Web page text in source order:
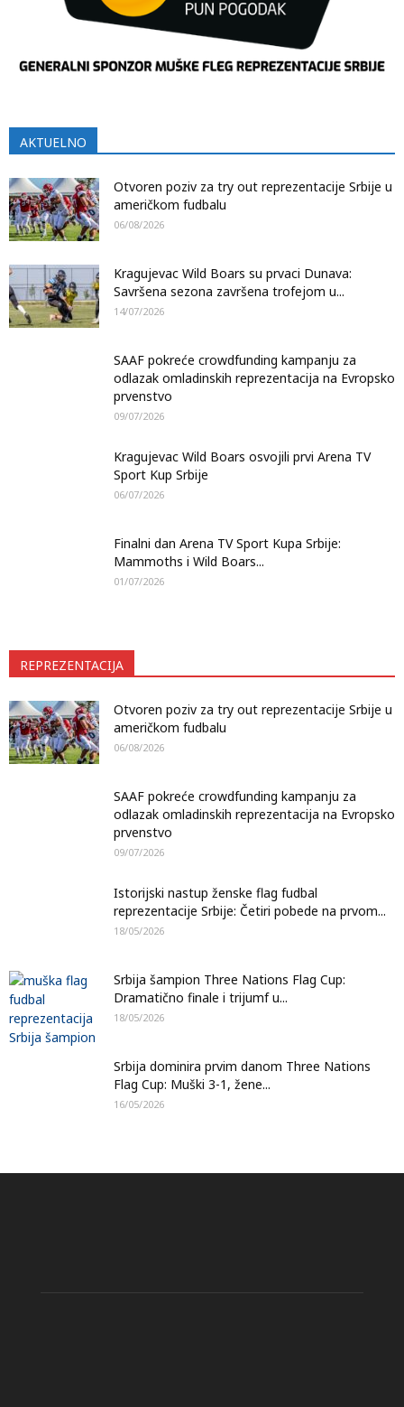
AKTUELNO
Otvoren poziv za try out reprezentacije Srbije u
američkom fudbalu
06/08/2026
Kragujevac Wild Boars su prvaci Dunava:
Savršena sezona završena trofejom u...
14/07/2026
SAAF pokreće crowdfunding kampanju za
odlazak omladinskih reprezentacija na Evropsko
prvenstvo
09/07/2026
Kragujevac Wild Boars osvojili prvi Arena TV
Sport Kup Srbije
06/07/2026
Finalni dan Arena TV Sport Kupa Srbije:
Mammoths i Wild Boars...
01/07/2026
REPREZENTACIJA
Otvoren poziv za try out reprezentacije Srbije u
američkom fudbalu
06/08/2026
SAAF pokreće crowdfunding kampanju za
odlazak omladinskih reprezentacija na Evropsko
prvenstvo
09/07/2026
Istorijski nastup ženske flag fudbal
reprezentacije Srbije: Četiri pobede na prvom...
18/05/2026
Srbija šampion Three Nations Flag Cup:
Dramatično finale i trijumf u...
18/05/2026
Srbija dominira prvim danom Three Nations
Flag Cup: Muški 3-1, žene...
16/05/2026